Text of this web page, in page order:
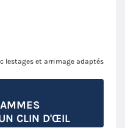
lestages et arrimage adaptés
CLIN D'ŒIL